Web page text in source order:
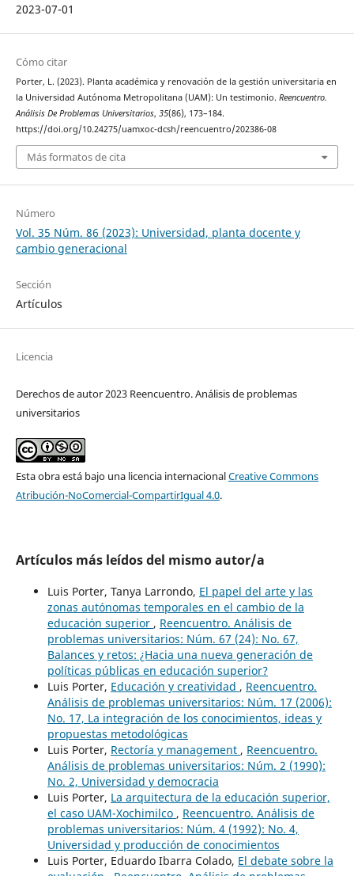
2023-07-01
Cómo citar
Porter, L. (2023). Planta académica y renovación de la gestión universitaria en
la Universidad Autónoma Metropolitana (UAM): Un testimonio. Reencuentro.
Análisis De Problemas Universitarios, 35(86), 173–184.
https://doi.org/10.24275/uamxoc-dcsh/reencuentro/202386-08
Más formatos de cita
Número
Vol. 35 Núm. 86 (2023): Universidad, planta docente y
cambio generacional
Sección
Artículos
Licencia
Derechos de autor 2023 Reencuentro. Análisis de problemas
universitarios
Esta obra está bajo una licencia internacionalCreative Commons
Atribución-NoComercial-CompartirIgual 4.0.
Artículos más leídos del mismo autor/a
Luis Porter, Tanya Larrondo, El papel del arte y las
zonas autónomas temporales en el cambio de la
educación superior , Reencuentro. Análisis de
problemas universitarios: Núm. 67 (24): No. 67,
Balances y retos: ¿Hacia una nueva generación de
políticas públicas en educación superior?
Luis Porter, Educación y creatividad , Reencuentro.
Análisis de problemas universitarios: Núm. 17 (2006):
No. 17, La integración de los conocimientos, ideas y
propuestas metodológicas
Luis Porter, Rectoría y management , Reencuentro.
Análisis de problemas universitarios: Núm. 2 (1990):
No. 2, Universidad y democracia
Luis Porter, La arquitectura de la educación superior,
el caso UAM-Xochimilco , Reencuentro. Análisis de
problemas universitarios: Núm. 4 (1992): No. 4,
Universidad y producción de conocimientos
Luis Porter, Eduardo Ibarra Colado, El debate sobre la